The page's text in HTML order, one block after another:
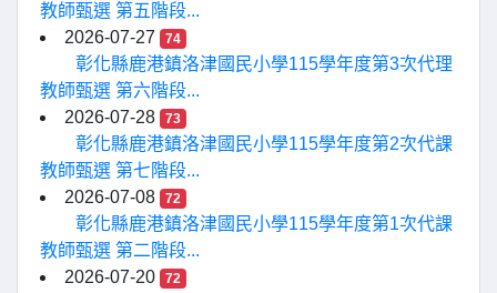
教師甄選 第五階段...
2026-07-27
74
彰化縣鹿港鎮洛津國民小學115學年度第3次代理
教師甄選 第六階段...
2026-07-28
73
彰化縣鹿港鎮洛津國民小學115學年度第2次代課
教師甄選 第七階段...
2026-07-08
72
彰化縣鹿港鎮洛津國民小學115學年度第1次代課
教師甄選 第二階段...
2026-07-20
72